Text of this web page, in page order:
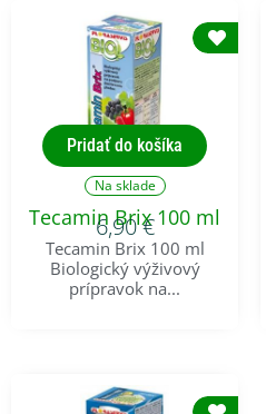
Pridať do košíka
Na sklade
Tecamin Brix 100 ml
6,90€
Tecamin Brix 100 ml
Biologický výživový
prípravok na...